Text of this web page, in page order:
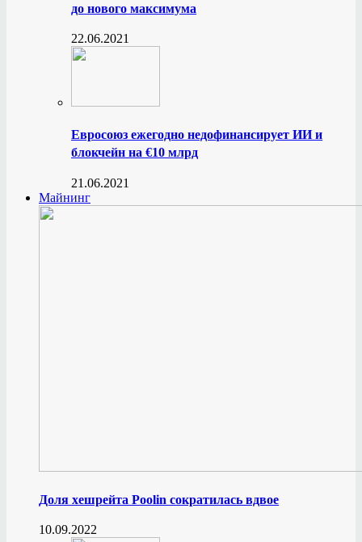
до нового максимума
22.06.2021
Евросоюз ежегодно недофинансирует ИИ и
блокчейн на €10 млрд
21.06.2021
Майнинг
Доля хешрейта Poolin сократилась вдвое
10.09.2022